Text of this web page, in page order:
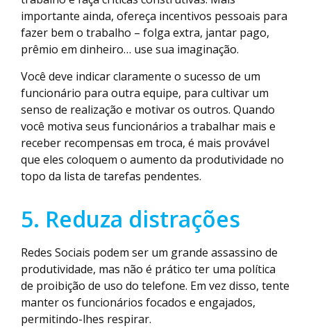
importante ainda, ofereça incentivos pessoais para
fazer bem o trabalho – folga extra, jantar pago,
prêmio em dinheiro… use sua imaginação.
Você deve indicar claramente o sucesso de um
funcionário para outra equipe, para cultivar um
senso de realização e motivar os outros. Quando
você motiva seus funcionários a trabalhar mais e
receber recompensas em troca, é mais provável
que eles coloquem o aumento da produtividade no
topo da lista de tarefas pendentes.
5. Reduza distrações
Redes Sociais podem ser um grande assassino de
produtividade, mas não é prático ter uma política
de proibição de uso do telefone. Em vez disso, tente
manter os funcionários focados e engajados,
permitindo-lhes respirar.